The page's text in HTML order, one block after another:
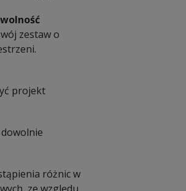
wolność
zestaw o
projekt
różnic w